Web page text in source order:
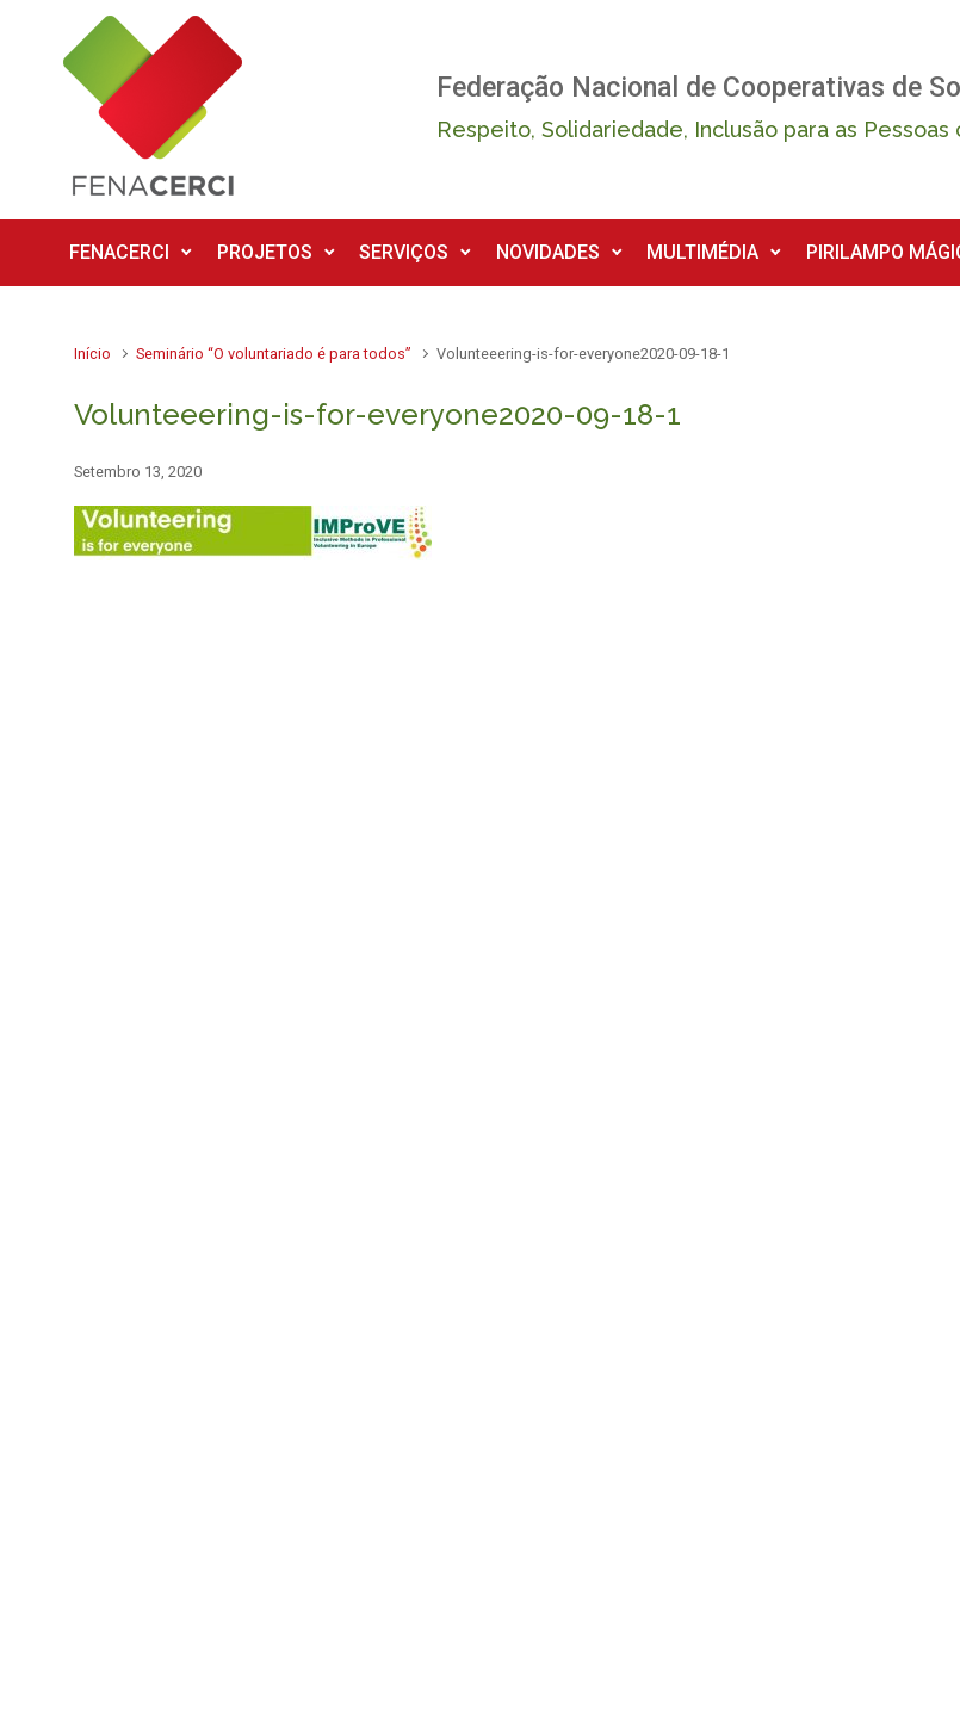
Skip to main content
Federação Nacional de Cooperativas de
Respeito, Solidariedade, Inclusão para as
FENACERCI PROJETOS SERVIÇOS NOVIDADES MULTIMÉDIA PIRILAMPO
Início Seminário “O voluntariado é para todos” Volunteeering-is-for-everyone2020-09-18-1
Volunteeering-is-for-everyone2020-09-18-1
Setembro 13, 2020